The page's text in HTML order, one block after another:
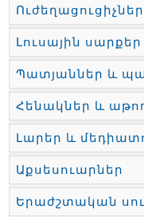
Լուսային սարքեր
Պատյաններ և
Հենակներ և
Լարեր և
Աքսեսուարներ
Երաժշտական